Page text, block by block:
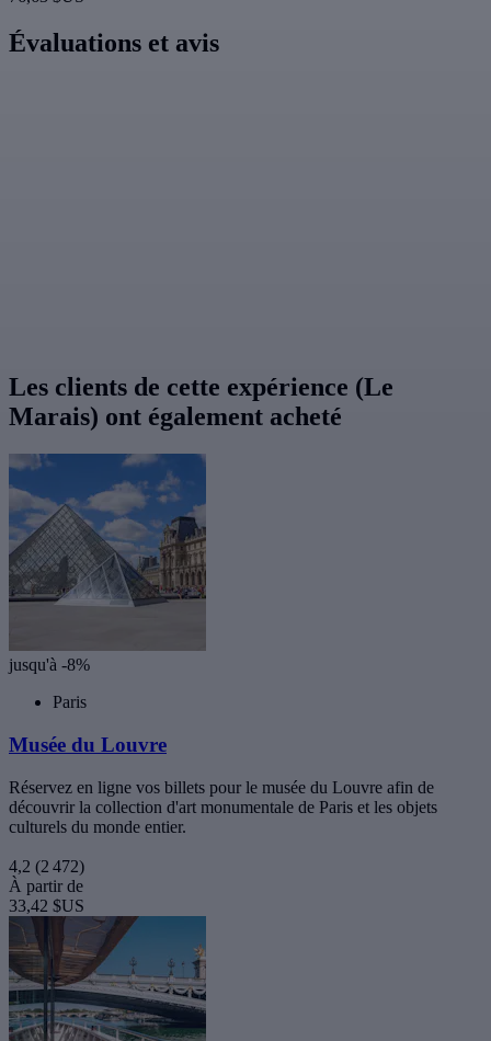
Évaluations et avis
Les clients de cette expérience (Le
Marais) ont également acheté
jusqu'à -8%
Paris
Musée du Louvre
Réservez en ligne vos billets pour le musée du Louvre afin de
découvrir la collection d'art monumentale de Paris et les objets
culturels du monde entier.
4,2 (2 472)
À partir de
33,42 $US